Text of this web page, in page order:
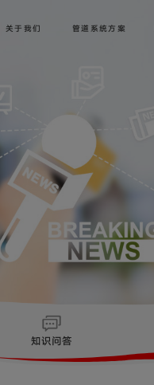
关于我们 管道系统方案
知识问答